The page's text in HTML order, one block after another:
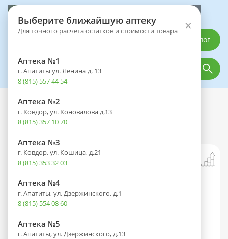
Выберите ближайшую аптеку
Для точного расчета остатков и стоимости товара ×
Аптека №1
г. Апатиты ул. Ленина д. 13
8 (815) 557 44 54
Аптека №2
г. Ковдор, ул. Коновалова д.13
8 (815) 357 10 70
Аптека №3
г. Ковдор, ул. Кошица, д.21
8 (815) 353 32 03
Аптека №4
г. Апатиты, ул. Дзержинского, д.1
8 (815) 554 08 60
Аптека №5
г. Апатиты, ул. Дзержинского, д.13
Каталог
Каталог Лечебное и диетическое питание
Чай АВС ХЭЛСИ ФУД Гречишный
Классический 100г